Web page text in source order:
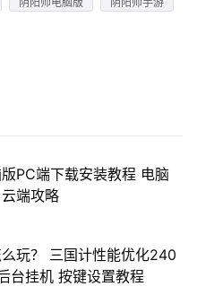
PC端下载安装教程 电脑
端攻略
玩？ 三国计性能优化240
台挂机 按键设置教程